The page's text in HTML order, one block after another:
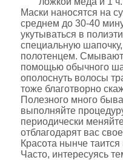
Маски наносятся на
среднем до 30-40
укутываться в
специальную
полотенцем.
помощью обычного
ополоснуть волосы
тоже благотворно
Полезного много
выполняйте
периодически
отблагодарят вас
Красота нынче
Часто, интересуясь